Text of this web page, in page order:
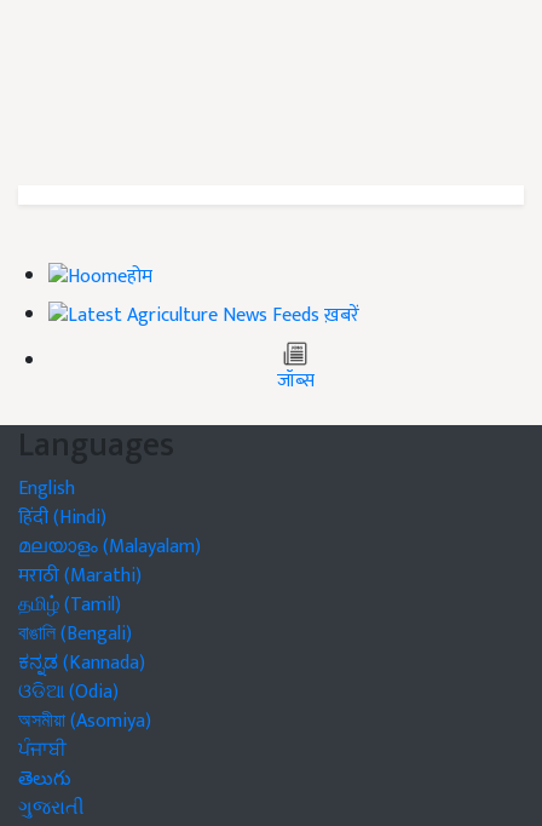
होम
ख़बरें
जॉब्स
Languages
English
हिंदी (Hindi)
മലയാളം (Malayalam)
मराठी (Marathi)
தமிழ் (Tamil)
বাঙালি (Bengali)
ಕನ್ನಡ (Kannada)
ଓଡିଆ (Odia)
অসমীয়া (Asomiya)
ਪੰਜਾਬੀ
తెలుగు
ગુજરાતી